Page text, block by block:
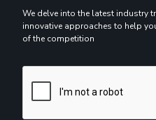
We delve into the latest industry
innovative approaches to help
of the competition